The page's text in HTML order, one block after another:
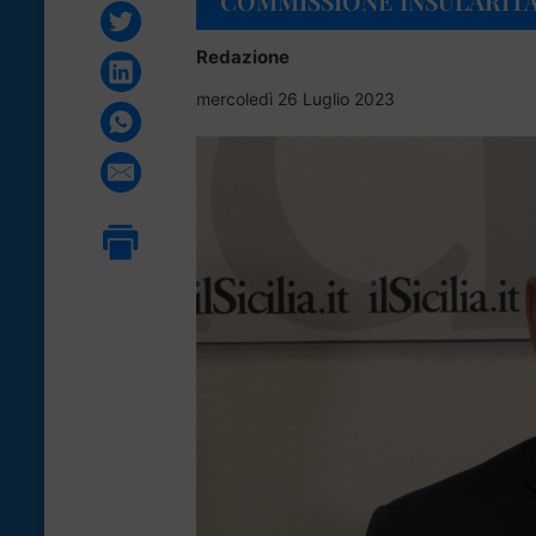
Redazione
mercoledì 26 Luglio 2023